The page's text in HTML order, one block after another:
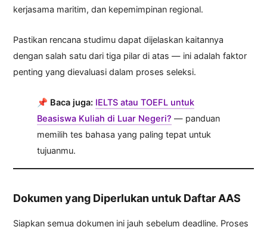
kerjasama maritim, dan kepemimpinan regional.
Pastikan rencana studimu dapat dijelaskan kaitannya
dengan salah satu dari tiga pilar di atas — ini adalah faktor
penting yang dievaluasi dalam proses seleksi.
📌 Baca juga: IELTS atau TOEFL untuk
Beasiswa Kuliah di Luar Negeri? — panduan
memilih tes bahasa yang paling tepat untuk
tujuanmu.
Dokumen yang Diperlukan untuk Daftar AAS
Siapkan semua dokumen ini jauh sebelum deadline. Proses